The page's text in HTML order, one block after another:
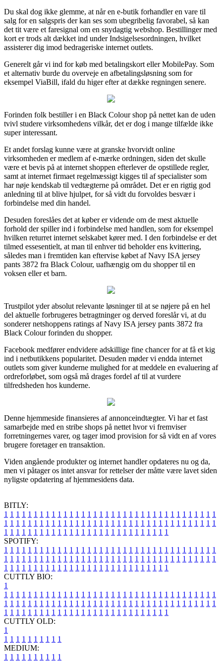
Du skal dog ikke glemme, at når en e-butik forhandler en vare til
salg for en salgspris der kan ses som ubegribelig favorabel, så kan
det tit være et faresignal om en snydagtig webshop. Bestillinger med
kort er trods alt dækket ind under Indsigelsesordningen, hvilket
assisterer dig imod bedrageriske internet outlets.
Generelt går vi ind for køb med betalingskort eller MobilePay. Som
et alternativ burde du overveje en afbetalingsløsning som for
eksempel ViaBill, ifald du higer efter at dække regningen senere.
Forinden folk bestiller i en Black Colour shop på nettet kan de uden
tvivl studere virksomhedens vilkår, det er dog i mange tilfælde ikke
super interessant.
Et andet forslag kunne være at granske hvorvidt online
virksomheden er medlem af e-mærke ordningen, siden det skulle
være et bevis på at internet shoppen efterlever de opstillede regler,
samt at internet firmaet regelmæssigt kigges til af specialister som
har nøje kendskab til vedtægterne på området. Det er en rigtig god
anledning til at blive hjulpet, for så vidt du forvoldes besvær i
forbindelse med din handel.
Desuden foreslåes det at køber er vidende om de mest aktuelle
forhold der spiller ind i forbindelse med handlen, som for eksempel
hvilken returret internet selskabet kører med. I den forbindelse er det
tilmed essesentielt, at man til enhver tid beholder ens kvittering,
således man i fremtiden kan eftervise købet af Navy ISA jersey
pants 3872 fra Black Colour, uafhængig om du shopper til en
voksen eller et barn.
Trustpilot yder absolut relevante løsninger til at se nøjere på en hel
del aktuelle forbrugeres betragtninger og derved foreslår vi, at du
sonderer netshoppens ratings af Navy ISA jersey pants 3872 fra
Black Colour forinden du shopper.
Facebook medfører endvidere adskillige fine chancer for at få et kig
ind i netbutikkens popularitet. Desuden møder vi endda internet
outlets som giver kunderne mulighed for at meddele en evaluering af
ordreforløbet, som også må drages fordel af til at vurdere
tilfredsheden hos kunderne.
Denne hjemmeside finansieres af annonceindtægter. Vi har et fast
samarbejde med en stribe shops på nettet hvor vi fremviser
forretningernes varer, og tager imod provision for så vidt en af vores
brugere foretager en transaktion.
Viden angående produkter og internet handler opdateres nu og da,
men vi påtager os intet ansvar for rettelser der måtte være lavet siden
nyligste opdatering af hjemmesidens data.
BITLY:
1 1 1 1 1 1 1 1 1 1 1 1 1 1 1 1 1 1 1 1 1 1 1 1 1 1 1 1 1 1 1 1 1 1 1 1
1 1 1 1 1 1 1 1 1 1 1 1 1 1 1 1 1 1 1 1 1 1 1 1 1 1 1 1 1 1 1 1 1 1 1 1
1 1 1 1 1 1 1 1 1 1 1 1 1 1 1 1 1 1 1 1 1 1 1 1 1 1 1 1
SPOTIFY:
1 1 1 1 1 1 1 1 1 1 1 1 1 1 1 1 1 1 1 1 1 1 1 1 1 1 1 1 1 1 1 1 1 1 1 1
1 1 1 1 1 1 1 1 1 1 1 1 1 1 1 1 1 1 1 1 1 1 1 1 1 1 1 1 1 1 1 1 1 1 1 1
1 1 1 1 1 1 1 1 1 1 1 1 1 1 1 1 1 1 1 1 1 1 1 1 1 1 1 1
CUTTLY BIO:
1
1 1 1 1 1 1 1 1 1 1 1 1 1 1 1 1 1 1 1 1 1 1 1 1 1 1 1 1 1 1 1 1 1 1 1 1
1 1 1 1 1 1 1 1 1 1 1 1 1 1 1 1 1 1 1 1 1 1 1 1 1 1 1 1 1 1 1 1 1 1 1 1
1 1 1 1 1 1 1 1 1 1 1 1 1 1 1 1 1 1 1 1 1 1 1 1 1 1 1 1
CUTTLY OLD:
1
1 1 1 1 1 1 1 1 1 1
MEDIUM:
1 1 1 1 1 1 1 1 1 1